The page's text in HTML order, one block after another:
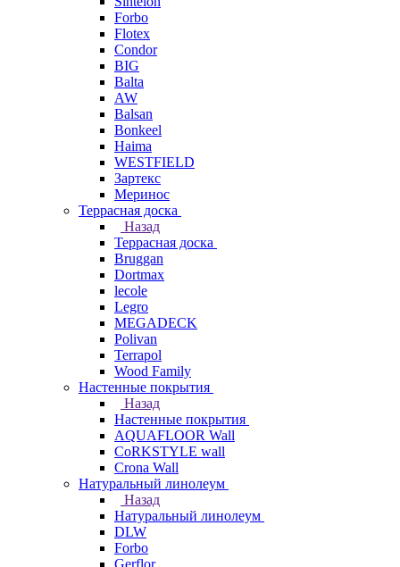
Forbo
Flotex
Condor
BIG
Balta
AW
Balsan
Bonkeel
Haima
WESTFIELD
Зартекс
Меринос
Террасная доска
Назад
Террасная доска
Bruggan
Dortmax
lecole
Legro
MEGADECK
Polivan
Terrapol
Wood Family
Настенные покрытия
Назад
Настенные покрытия
AQUAFLOOR Wall
CoRKSTYLE wall
Crona Wall
Натуральный линолеум
Назад
Натуральный линолеум
DLW
Forbo
Gerflor